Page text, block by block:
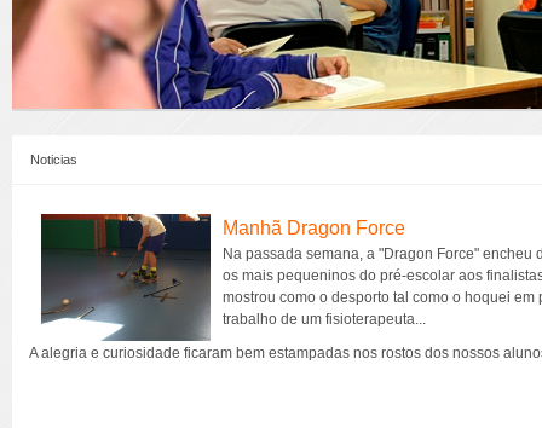
Noticias
Manhã Dragon Force
Na passada semana, a "Dragon Force"
os mais pequeninos do pré-escolar aos
mostrou como o desporto tal como o hoquei
trabalho de um fisioterapeuta...
A alegria e curiosidade ficaram bem estampadas nos rostos dos nossos